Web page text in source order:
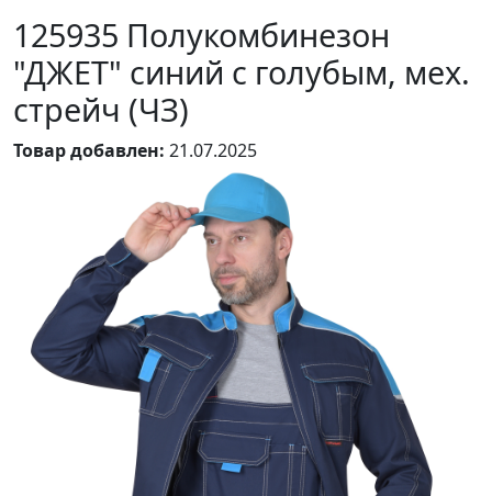
125935 Полукомбинезон
"ДЖЕТ" синий с голубым, мех.
стрейч (ЧЗ)
Товар добавлен: 21.07.2025